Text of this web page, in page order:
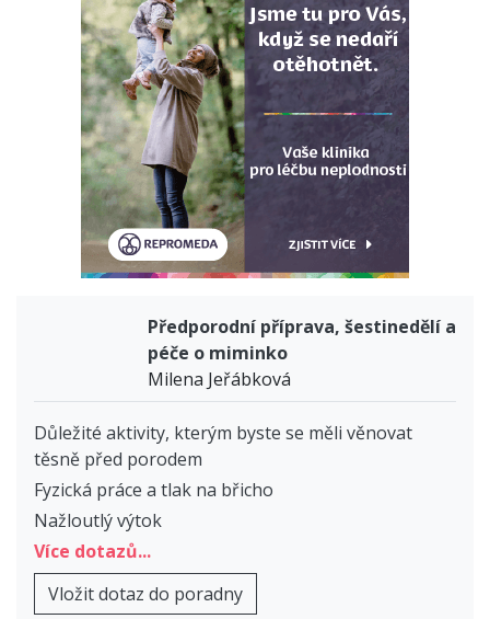
Předporodní příprava, šestinedělí a
péče o miminko
Milena Jeřábková
Důležité aktivity, kterým byste se měli věnovat
těsně před porodem
Fyzická práce a tlak na břicho
Nažloutlý výtok
Více dotazů...
Vložit dotaz do poradny